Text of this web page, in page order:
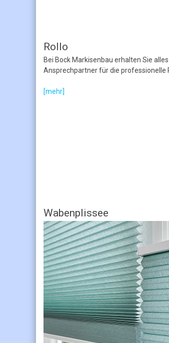
Rollo
Bei Bock Markisenbau erhalten Sie
Ansprechpartner für die professionelle
[mehr]
Wabenplissee